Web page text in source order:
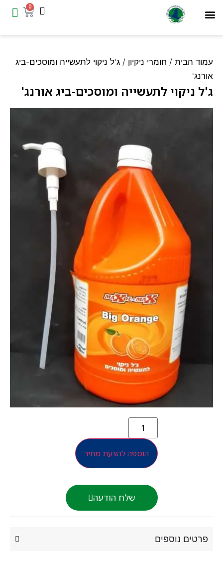
הבית /חומרי ניקיון / ג'ל ניקוי לתעשייה ומוסכים-ביג
ניקוי לתעשייה ומוסכים-ביג אורנג'
הוספה להצעת מחיר
שלח הודעה
נוספים